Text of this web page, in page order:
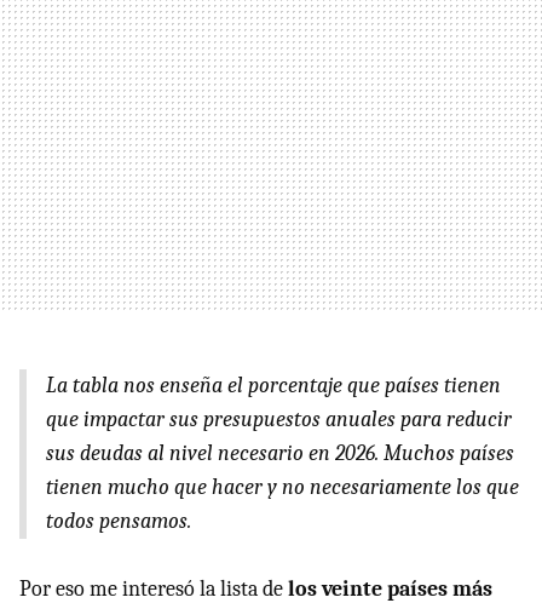
La tabla nos enseña el porcentaje que países tienen
que impactar sus presupuestos anuales para reducir
sus deudas al nivel necesario en 2026. Muchos países
tienen mucho que hacer y no necesariamente los que
todos pensamos.
Por eso me interesó la lista delos veinte países más